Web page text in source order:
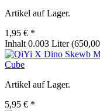
Artikel auf Lager.
1,95 € *
Inhalt 0.003 Liter
Cube
Artikel auf Lager.
5,95 € *